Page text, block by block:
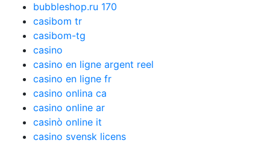
bubbleshop.ru 170
casibom tr
casibom-tg
casino
casino en ligne argent reel
casino en ligne fr
casino onlina ca
casino online ar
casinò online it
casino svensk licens